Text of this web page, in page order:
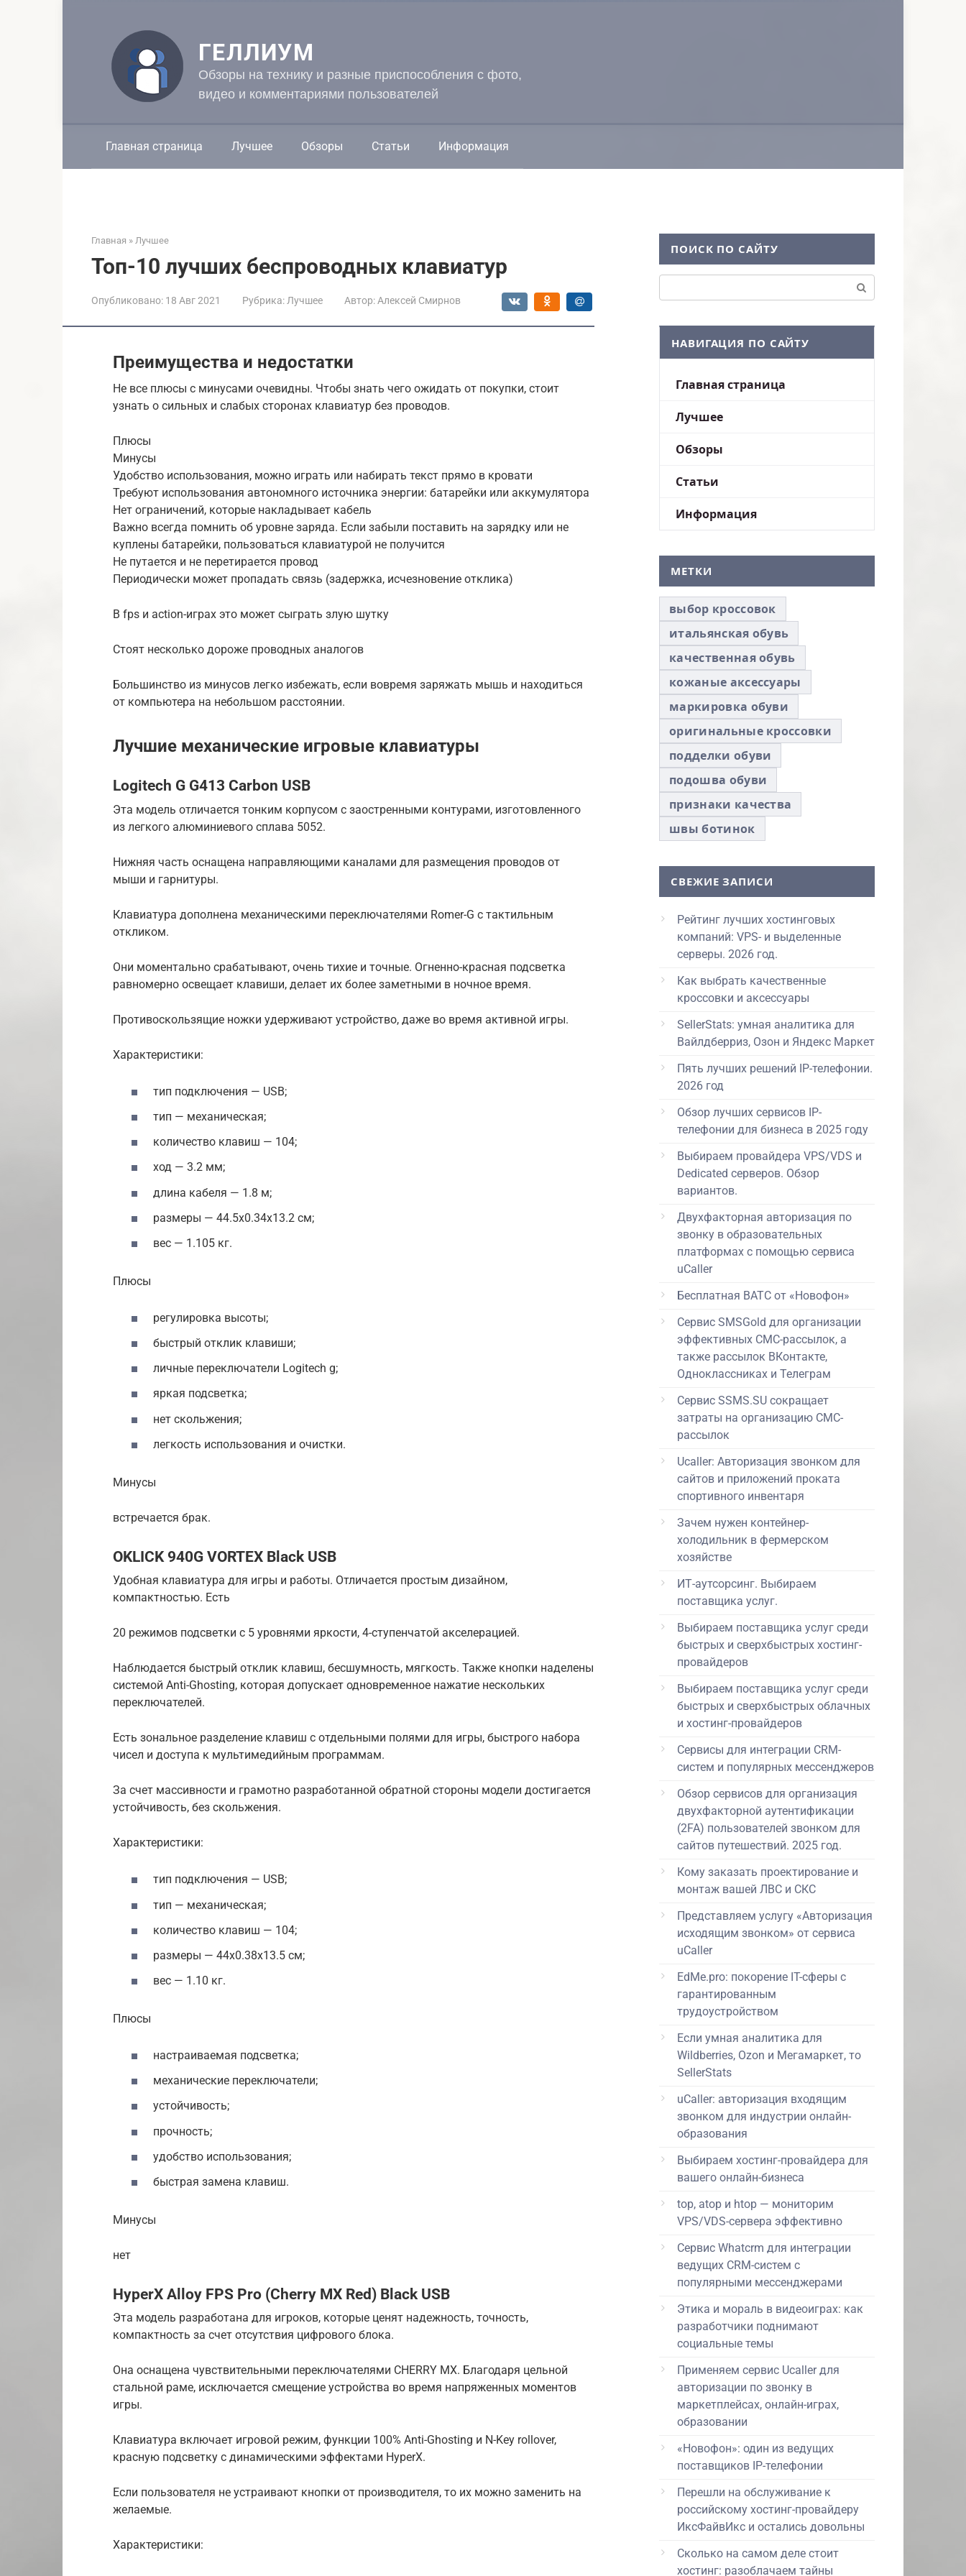
ГЕЛЛИУМ
Обзоры на технику и разные приспособления с фото,
видео и комментариями пользователей
Главная страница Лучшее Обзоры Статьи Информация
Главная » Лучшее
Топ-10 лучших беспроводных клавиатур
Опубликовано: 18 Авг 2021 Рубрика: Лучшее Автор: Алексей Смирнов
Преимущества и недостатки
Не все плюсы с минусами очевидны. Чтобы знать чего ожидать от покупки, стоит
узнать о сильных и слабых сторонах клавиатур без проводов.
Плюсы
Минусы
Удобство использования, можно играть или набирать текст прямо в кровати
Требуют использования автономного источника энергии: батарейки или аккумулятора
Нет ограничений, которые накладывает кабель
Важно всегда помнить об уровне заряда. Если забыли поставить на зарядку или не
куплены батарейки, пользоваться клавиатурой не получится
Не путается и не перетирается провод
Периодически может пропадать связь (задержка, исчезновение отклика)
В fps и action-играх это может сыграть злую шутку
Стоят несколько дороже проводных аналогов
Большинство из минусов легко избежать, если вовремя заряжать мышь и находиться
от компьютера на небольшом расстоянии.
Лучшие механические игровые клавиатуры
Logitech G G413 Carbon USB
Эта модель отличается тонким корпусом с заостренными контурами, изготовленного
из легкого алюминиевого сплава 5052.
Нижняя часть оснащена направляющими каналами для размещения проводов от
мыши и гарнитуры.
Клавиатура дополнена механическими переключателями Romer-G с тактильным
откликом.
Они моментально срабатывают, очень тихие и точные. Огненно-красная подсветка
равномерно освещает клавиши, делает их более заметными в ночное время.
Противоскользящие ножки удерживают устройство, даже во время активной игры.
Характеристики:
тип подключения — USB;
тип — механическая;
количество клавиш — 104;
ход — 3.2 мм;
длина кабеля — 1.8 м;
размеры — 44.5х0.34х13.2 см;
вес — 1.105 кг.
Плюсы
регулировка высоты;
быстрый отклик клавиши;
личные переключатели Logitech g;
яркая подсветка;
нет скольжения;
легкость использования и очистки.
Минусы
встречается брак.
OKLICK 940G VORTEX Black USB
Удобная клавиатура для игры и работы. Отличается простым дизайном,
компактностью. Есть
20 режимов подсветки с 5 уровнями яркости, 4-ступенчатой акселерацией.
Наблюдается быстрый отклик клавиш, бесшумность, мягкость. Также кнопки наделены
системой Anti-Ghosting, которая допускает одновременное нажатие нескольких
переключателей.
Есть зональное разделение клавиш с отдельными полями для игры, быстрого набора
чисел и доступа к мультимедийным программам.
За счет массивности и грамотно разработанной обратной стороны модели достигается
устойчивость, без скольжения.
Характеристики:
тип подключения — USB;
тип — механическая;
количество клавиш — 104;
размеры — 44х0.38х13.5 см;
вес — 1.10 кг.
Плюсы
настраиваемая подсветка;
механические переключатели;
устойчивость;
прочность;
удобство использования;
быстрая замена клавиш.
Минусы
нет
HyperX Alloy FPS Pro (Cherry MX Red) Black USB
Эта модель разработана для игроков, которые ценят надежность, точность,
компактность за счет отсутствия цифрового блока.
Она оснащена чувствительными переключателями CHERRY MX. Благодаря цельной
стальной раме, исключается смещение устройства во время напряженных моментов
игры.
Клавиатура включает игровой режим, функции 100% Anti-Ghosting и N-Key rollover,
красную подсветку с динамическими эффектами HyperX.
Если пользователя не устраивают кнопки от производителя, то их можно заменить на
желаемые.
Характеристики:
ПОИСК ПО САЙТУ
НАВИГАЦИЯ ПО САЙТУ
Главная страница
Лучшее
Обзоры
Статьи
Информация
МЕТКИ
выбор кроссовок
итальянская обувь
качественная обувь
кожаные аксессуары
маркировка обуви
оригинальные кроссовки
подделки обуви
подошва обуви
признаки качества
швы ботинок
СВЕЖИЕ ЗАПИСИ
Рейтинг лучших хостинговых
компаний: VPS- и выделенные
серверы. 2026 год.
Как выбрать качественные
кроссовки и аксессуары
SellerStats: умная аналитика для
Вайлдберриз, Озон и Яндекс Маркет
Пять лучших решений IP-телефонии.
2026 год
Обзор лучших сервисов IP-
телефонии для бизнеса в 2025 году
Выбираем провайдера VPS/VDS и
Dedicated серверов. Обзор
вариантов.
Двухфакторная авторизация по
звонку в образовательных
платформах с помощью сервиса
uCaller
Бесплатная ВАТС от «Новофон»
Сервис SMSGold для организации
эффективных СМС-рассылок, а
также рассылок ВКонтакте,
Одноклассниках и Телеграм
Сервис SSMS.SU сокращает
затраты на организацию СМС-
рассылок
Ucaller: Авторизация звонком для
сайтов и приложений проката
спортивного инвентаря
Зачем нужен контейнер-
холодильник в фермерском
хозяйстве
ИТ-аутсорсинг. Выбираем
поставщика услуг.
Выбираем поставщика услуг среди
быстрых и сверхбыстрых хостинг-
провайдеров
Выбираем поставщика услуг среди
быстрых и сверхбыстрых облачных
и хостинг-провайдеров
Сервисы для интеграции CRM-
систем и популярных мессенджеров
Обзор сервисов для организация
двухфакторной аутентификации
(2FA) пользователей звонком для
сайтов путешествий. 2025 год.
Кому заказать проектирование и
монтаж вашей ЛВС и СКС
Представляем услугу «Авторизация
исходящим звонком» от сервиса
uCaller
EdMe.pro: покорение IT-сферы с
гарантированным
трудоустройством
Если умная аналитика для
Wildberries, Ozon и Мегамаркет, то
SellerStats
uCaller: авторизация входящим
звонком для индустрии онлайн-
образования
Выбираем хостинг-провайдера для
вашего онлайн-бизнеса
top, atop и htop — мониторим
VPS/VDS-сервера эффективно
Сервис Whatcrm для интеграции
ведущих CRM-систем с
популярными мессенджерами
Этика и мораль в видеоиграх: как
разработчики поднимают
социальные темы
Применяем сервис Ucaller для
авторизации по звонку в
маркетплейсах, онлайн-играх,
образовании
«Новофон»: один из ведущих
поставщиков IP-телефонии
Перешли на обслуживание к
российскому хостинг-провайдеру
ИксФайвИкс и остались довольны
Сколько на самом деле стоит
хостинг: разоблачаем тайны